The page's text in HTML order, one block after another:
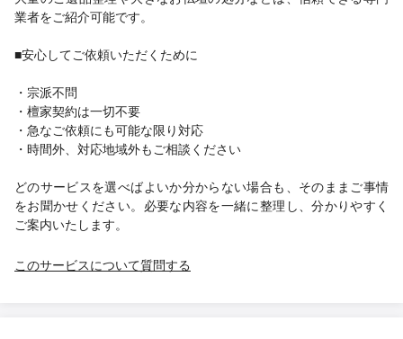
業者をご紹介可能です。
■安心してご依頼いただくために
・宗派不問
・檀家契約は一切不要
・急なご依頼にも可能な限り対応
・時間外、対応地域外もご相談ください
どのサービスを選べばよいか分からない場合も、そのままご事情
をお聞かせください。必要な内容を一緒に整理し、分かりやすく
ご案内いたします。
このサービスについて質問する